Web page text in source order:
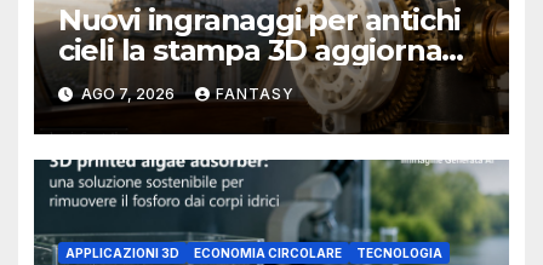
Nuovi ingranaggi per antichi
cieli la stampa 3D aggiorna
un osservatorio del 1930 della
University of Arkansas at
Little Rock
AGO 7, 2026 FANTASY
APPLICAZIONI 3D ECONOMIA CIRCOLARE TECNOLOGIA